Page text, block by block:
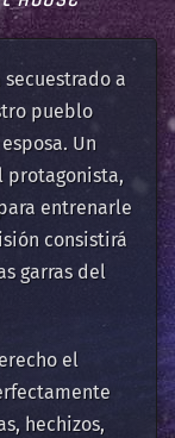
a
pueblo
Un
protagonista,
entrenarle
consistirá
garras del
el
hechizos,